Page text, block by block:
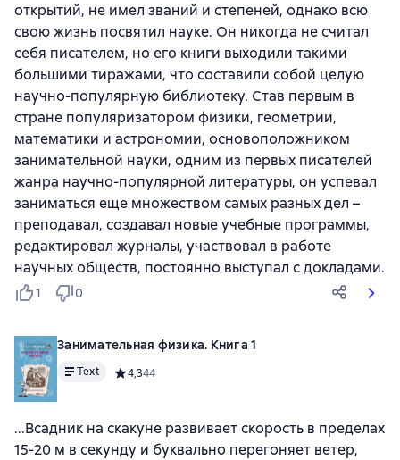
открытий, не имел званий и степеней, однако всю
свою жизнь посвятил науке. Он никогда не считал
себя писателем, но его книги выходили такими
большими тиражами, что составили собой целую
научно-популярную библиотеку. Став первым в
стране популяризатором физики, геометрии,
математики и астрономии, основоположником
занимательной науки, одним из первых писателей
жанра научно-популярной литературы, он успевал
заниматься еще множеством самых разных дел –
преподавал, создавал новые учебные программы,
редактировал журналы, участвовал в работе
научных обществ, постоянно выступал с докладами.
1 0
Занимательная физика. Книга 1
Text Средний рейтинг 4,3 на основе 44 оценок
4,344
...Всадник на скакуне развивает скорость в пределах
15-20 м в секунду и буквально перегоняет ветер,